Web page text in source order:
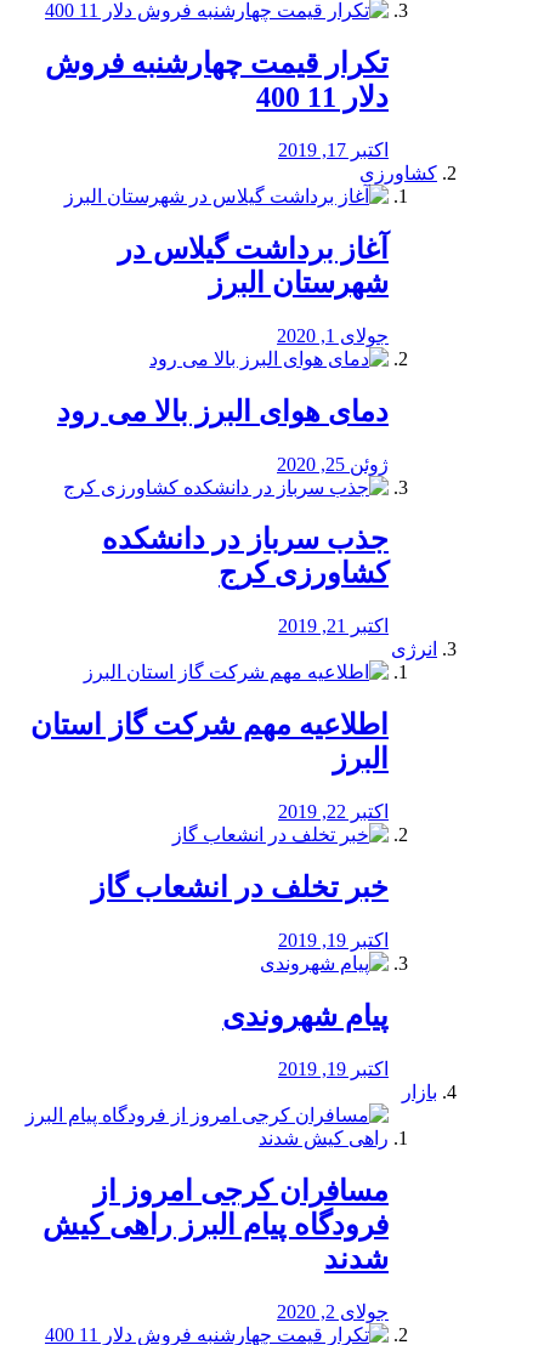
تکرار قیمت چهارشنبه فروش
دلار 11 400
اکتبر 17, 2019
کشاورزی
آغاز برداشت گیلاس در
شهرستان البرز
جولای 1, 2020
دمای هوای البرز بالا می رود
ژوئن 25, 2020
جذب سرباز در دانشکده
کشاورزی کرج
اکتبر 21, 2019
انرژی
️اطلاعیه مهم شرکت گاز استان
البرز
اکتبر 22, 2019
خبر تخلف در انشعاب گاز
اکتبر 19, 2019
پیام شهروندی
اکتبر 19, 2019
بازار
مسافران کرجی امروز از
فرودگاه پیام البرز راهی کیش
شدند
جولای 2, 2020